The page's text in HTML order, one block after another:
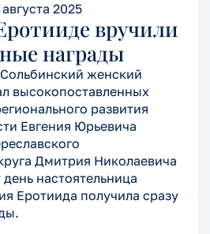
2025
вручили
награды
женский
высокопоставленных
развития
Евгения Юрьевича
Дмитрия Николаевича
настоятельница
Еротиида получила сразу